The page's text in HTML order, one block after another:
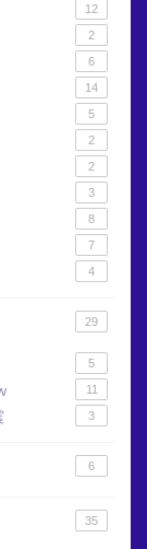
12
2
6
14
5
2
2
3
8
7
4
29
5
11
3
6
35